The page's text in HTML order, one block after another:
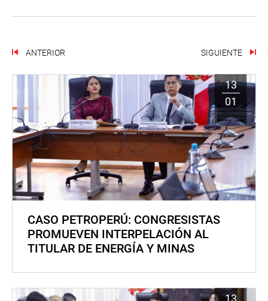
ANTERIOR SIGUIENTE
13
01
CASO PETROPERÚ: CONGRESISTAS
PROMUEVEN INTERPELACIÓN AL
TITULAR DE ENERGÍA Y MINAS
13